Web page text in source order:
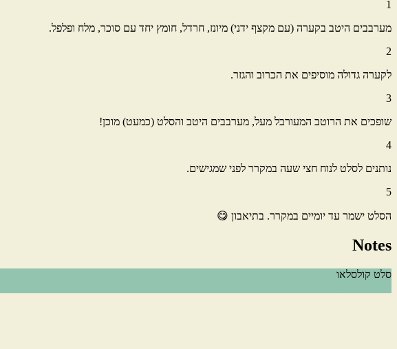
1
מערבבים היטב בקערה (עם מקצף ידני) מיונז, חרדל, חומץ יחד עם סוכר, מלח ופלפל.
2
לקערה גדולה מוסיפים את הכרוב והגזר.
3
שופכים את הרוטב המעורבל מעל, מערבבים היטב והסלט (כמעט) מוכן!
4
נותנים לסלט לנוח חצי שעה במקרר לפני שמגישים.
5
הסלט ישמר עד יומיים במקרר. בתיאבון 😋
Notes
סלט קולסלאו